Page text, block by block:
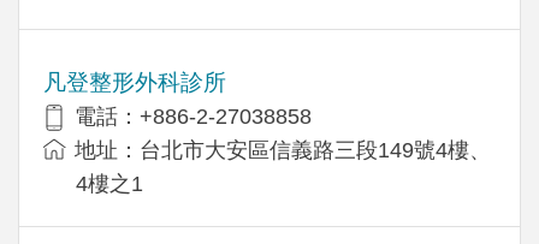
凡登整形外科診所
電話：+886-2-27038858
地址：台北市大安區信義路三段149號4樓、
4樓之1